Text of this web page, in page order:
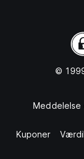
©
Meddelelse
Kuponer